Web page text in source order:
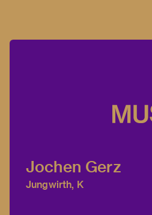
Jochen Gerz
Jungwirth, K